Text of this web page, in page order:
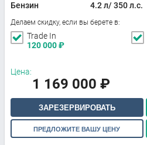
Бензин
4.2 л/ 350 л.с.
Делаем скидку, если вы берете в:
Trade In
120 000₽
Цена:
1 169 000 ₽
ЗАРЕЗЕРВИРОВАТЬ
ПРЕДЛОЖИТЕ ВАШУ ЦЕНУ